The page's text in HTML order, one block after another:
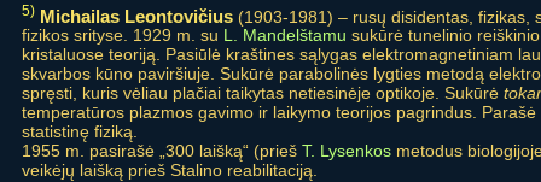
5) Michailas Leontovičius (1903-1981) – rusų disidentas, fizikas,
fizikos srityse. 1929 m. su L. Mandelštamu sukūrė tunelinio
kristaluose teoriją. Pasiūlė kraštines sąlygas elektromagnetiniam
skvarbos kūno paviršiuje. Sukūrė parabolinės lygties metodą
spręsti, kuris vėliau plačiai taikytas netiesinėje optikoje. Sukūrė
temperatūros plazmos gavimo ir laikymo teorijos pagrindus.
statistinę fiziką.
1955 m. pasirašė „300 laišką“ (prieš T. Lysenkos metodus
veikėjų laišką prieš Stalino reabilitaciją.